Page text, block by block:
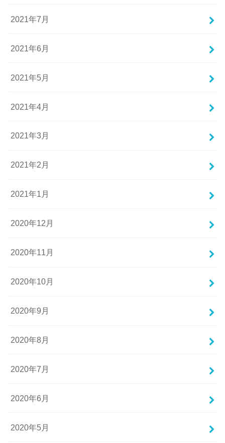
2021年7月
2021年6月
2021年5月
2021年4月
2021年3月
2021年2月
2021年1月
2020年12月
2020年11月
2020年10月
2020年9月
2020年8月
2020年7月
2020年6月
2020年5月